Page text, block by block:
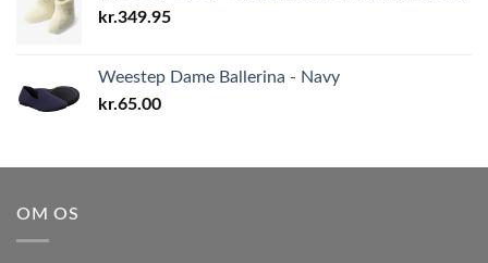
kr.349.95
Weestep Dame Ballerina - Navy
kr.65.00
OM OS